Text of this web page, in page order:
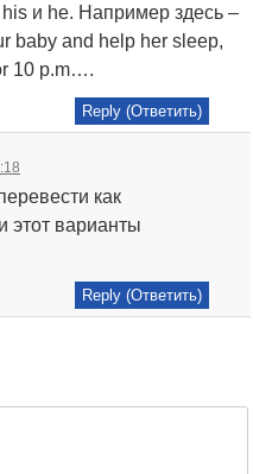
и he. Например здесь –
baby and help her sleep,
10 p.m….
Reply (Ответить)
как
этот варианты
Reply (Ответить)